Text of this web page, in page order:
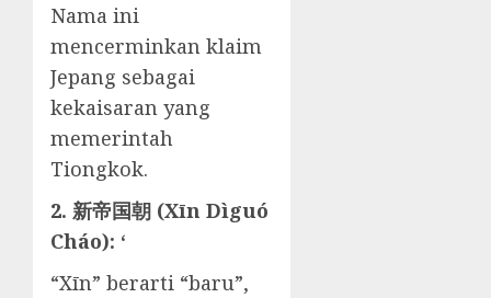
Nama ini
mencerminkan klaim
Jepang sebagai
kekaisaran yang
memerintah
Tiongkok.
2. 新帝国朝 (Xīn Dìguó
Cháo): ‘
“Xīn” berarti “baru”,